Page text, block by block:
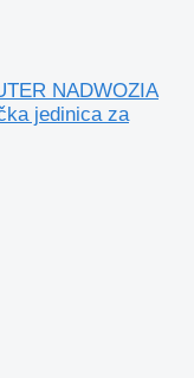
NADWOZIA
jedinica za